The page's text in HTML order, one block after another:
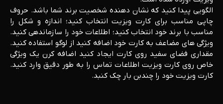
الگویی پیدا کنید که نشان دهنده شخصیت برند شما باشد. حروف
چاپی مناسب برای کارت ویزیت انتخاب کنید؛ اندازه و شکل را
مناسب با برند خود انتخاب کنید؛ اطلاعات خود را سازماندهی کنید.
ویژگی های مضاعف به کارت خود اضافه کنید از لوگو استفاده کنید.
مقداری فضای سفید روی کارت ایجاد کنید اضافه کرن یک ویژگی
خاص روی کارت ویزیت اطلاعات تماس را به طور دقیق وارد کنید.
کارت ویزیت خود را چندبن بار چک کنبد.